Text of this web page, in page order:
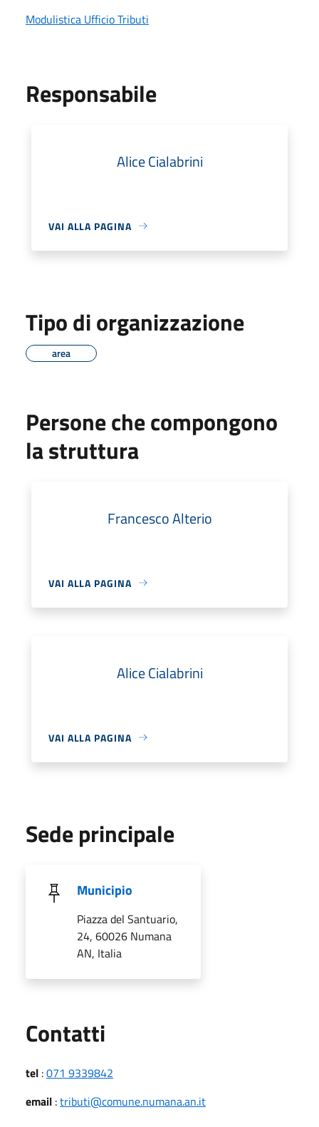
Modulistica Ufficio Tributi
Responsabile
Alice Cialabrini
VAI ALLA PAGINA
Tipo di organizzazione
area
Persone che compongono
la struttura
Francesco Alterio
VAI ALLA PAGINA
Alice Cialabrini
VAI ALLA PAGINA
Sede principale
Municipio
Piazza del Santuario,
24, 60026 Numana
AN, Italia
Contatti
tel :071 9339842
email :tributi@comune.numana.an.it